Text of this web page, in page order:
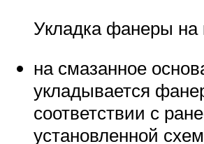
Укладка фанеры на
на смазанное
укладывается
соответствии с
установленной